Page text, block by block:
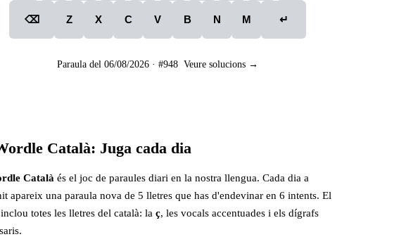
⌫ Z X C V B N M ↵
Paraula del 06/08/2026 · #948 Veure solucions →
Català: Juga cada dia
Català és el joc de paraules diari en la nostra llengua. Cada dia a
apareix una paraula nova de 5 lletres que has d'endevinar en 6 intents. El
totes les lletres del català: la ç, les vocals accentuades i els dígrafs